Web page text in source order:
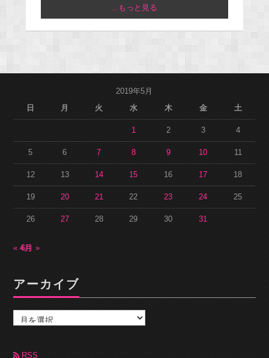
...もっと見る
2019年5月
日
月 火 水 木 金 土
1 2 3 4
5 6 7 8 9 10 11
12 13 14 15 16 17 18
19 20 21 22 23 24 25
26 27 28 29 30 31
« 4月6月 »
アーカイブ
カ
ブ RSS